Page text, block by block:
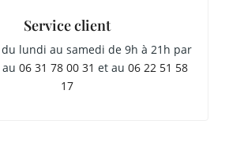
Service client
lundi au samedi de 9h à 21h par
au06 31 78 00 31 et au06 22 51 58
17